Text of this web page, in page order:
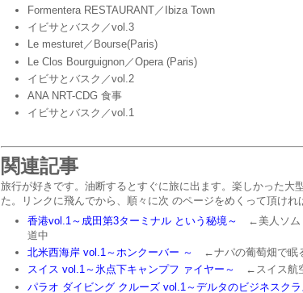
Formentera RESTAURANT／Ibiza Town
イビサとバスク／vol.3
Le mesturet／Bourse(Paris)
Le Clos Bourguignon／Opera (Paris)
イビサとバスク／vol.2
ANA NRT-CDG 食事
イビサとバスク／vol.1
関連記事
旅行が好きです。油断するとすぐに旅に出ます。楽しかった大
た。リンクに飛んでから、順々に次 のページをめくって頂けれ
香港vol.1～成田第3ターミナル という秘境～
←美人ソム
道中
北米西海岸 vol.1～ホンクーバー ～
←ナパの葡萄畑で眠
スイス vol.1～氷点下キャンプフ ァイヤー～
←スイス航
パラオ ダイビング クルーズ vol.1～デルタのビジネスクラ